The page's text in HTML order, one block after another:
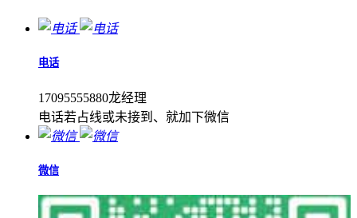
电话
17095555880龙经理
电话若占线或未接到、就加下微信
微信